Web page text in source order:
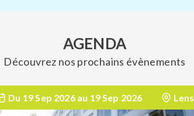
AGENDA
Découvrez nos prochains évènements
Du 19 Sep 2026au 19 Sep 2026 Lens